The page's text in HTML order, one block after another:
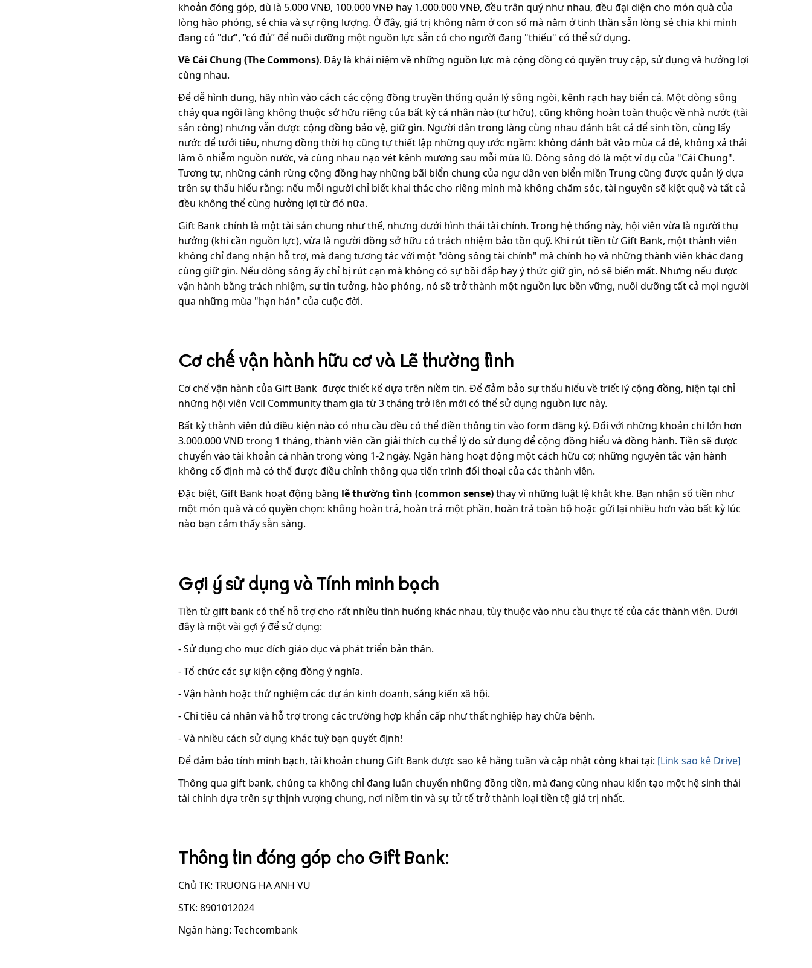
khoản đóng góp, dù là 5.000 VNĐ, 100.000 VNĐ hay 1.000.000 VNĐ, đều trân quý như nhau, đều đại diện cho món quà của
lòng hào phóng, sẻ chia và sự rộng lượng. Ở đây, giá trị không nằm ở con số mà nằm ở tinh thần sẵn lòng sẻ chia khi mình
đang có "dư", “có đủ” để nuôi dưỡng một nguồn lực sẵn có cho người đang "thiếu" có thể sử dụng.
Về Cái Chung (The Commons). Đây là khái niệm về những nguồn lực mà cộng đồng có quyền truy cập, sử dụng và hưởng lợi
cùng nhau.
Để dễ hình dung, hãy nhìn vào cách các cộng đồng truyền thống quản lý sông ngòi, kênh rạch hay biển cả. Một dòng sông
chảy qua ngôi làng không thuộc sở hữu riêng của bất kỳ cá nhân nào (tư hữu), cũng không hoàn toàn thuộc về nhà nước (tài
sản công) nhưng vẫn được cộng đồng bảo vệ, giữ gìn. Người dân trong làng cùng nhau đánh bắt cá để sinh tồn, cùng lấy
nước để tưới tiêu, nhưng đồng thời họ cũng tự thiết lập những quy ước ngầm: không đánh bắt vào mùa cá đẻ, không xả thải
làm ô nhiễm nguồn nước, và cùng nhau nạo vét kênh mương sau mỗi mùa lũ. Dòng sông đó là một ví dụ của "Cái Chung".
Tương tự, những cánh rừng cộng đồng hay những bãi biển chung của ngư dân ven biển miền Trung cũng được quản lý dựa
trên sự thấu hiểu rằng: nếu mỗi người chỉ biết khai thác cho riêng mình mà không chăm sóc, tài nguyên sẽ kiệt quệ và tất cả
đều không thể cùng hưởng lợi từ đó nữa.
Gift Bank chính là một tài sản chung như thế, nhưng dưới hình thái tài chính. Trong hệ thống này, hội viên vừa là người thụ
hưởng (khi cần nguồn lực), vừa là người đồng sở hữu có trách nhiệm bảo tồn quỹ. Khi rút tiền từ Gift Bank, một thành viên
không chỉ đang nhận hỗ trợ, mà đang tương tác với một "dòng sông tài chính" mà chính họ và những thành viên khác đang
cùng giữ gìn. Nếu dòng sông ấy chỉ bị rút cạn mà không có sự bồi đắp hay ý thức giữ gìn, nó sẽ biến mất. Nhưng nếu được
vận hành bằng trách nhiệm, sự tin tưởng, hào phóng, nó sẽ trở thành một nguồn lực bền vững, nuôi dưỡng tất cả mọi người
qua những mùa "hạn hán" của cuộc đời.
Cơ chế vận hành hữu cơ và Lẽ thường tình
Cơ chế vận hành của Gift Bank được thiết kế dựa trên niềm tin. Để đảm bảo sự thấu hiểu về triết lý cộng đồng, hiện tại chỉ
những hội viên Vcil Community tham gia từ 3 tháng trở lên mới có thể sử dụng nguồn lực này.
Bất kỳ thành viên đủ điều kiện nào có nhu cầu đều có thể điền thông tin vào form đăng ký. Đối với những khoản chi lớn hơn
3.000.000 VNĐ trong 1 tháng, thành viên cần giải thích cụ thể lý do sử dụng để cộng đồng hiểu và đồng hành. Tiền sẽ được
chuyển vào tài khoản cá nhân trong vòng 1-2 ngày. Ngân hàng hoạt động một cách hữu cơ; những nguyên tắc vận hành
không cố định mà có thể được điều chỉnh thông qua tiến trình đối thoại của các thành viên.
Đặc biệt, Gift Bank hoạt động bằng lẽ thường tình (common sense)thay vì những luật lệ khắt khe. Bạn nhận số tiền như
một món quà và có quyền chọn: không hoàn trả, hoàn trả một phần, hoàn trả toàn bộ hoặc gửi lại nhiều hơn vào bất kỳ lúc
nào bạn cảm thấy sẵn sàng.
Gợi ý sử dụng và Tính minh bạch
Tiền từ gift bank có thể hỗ trợ cho rất nhiều tình huống khác nhau, tùy thuộc vào nhu cầu thực tế của các thành viên. Dưới
đây là một vài gợi ý để sử dụng:
- Sử dụng cho mục đích giáo dục và phát triển bản thân.
- Tổ chức các sự kiện cộng đồng ý nghĩa.
- Vận hành hoặc thử nghiệm các dự án kinh doanh, sáng kiến xã hội.
- Chi tiêu cá nhân và hỗ trợ trong các trường hợp khẩn cấp như thất nghiệp hay chữa bệnh.
- Và nhiều cách sử dụng khác tuỳ bạn quyết định!
Để đảm bảo tính minh bạch, tài khoản chung Gift Bank được sao kê hằng tuần và cập nhật công khai tại: [Link sao kê Drive]
Thông qua gift bank, chúng ta không chỉ đang luân chuyển những đồng tiền, mà đang cùng nhau kiến tạo một hệ sinh thái
tài chính dựa trên sự thịnh vượng chung, nơi niềm tin và sự tử tế trở thành loại tiền tệ giá trị nhất.
Thông tin đóng góp cho Gift Bank:
Chủ TK: TRUONG HA ANH VU
STK: 8901012024
Ngân hàng: Techcombank